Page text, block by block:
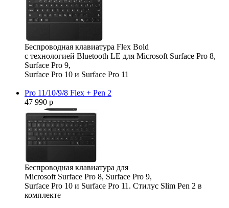
Беспроводная клавиатура Flex Bold
с технологией Bluetooth LE для Microsoft Surface Pro 8,
Surface Pro 9,
Surface Pro 10 и Surface Pro 11
Pro 11/10/9/8 Flex + Pen 2
47 990 р
Беспроводная клавиатура для
Microsoft Surface Pro 8, Surface Pro 9,
Surface Pro 10 и Surface Pro 11. Стилус Slim Pen 2 в
комплекте